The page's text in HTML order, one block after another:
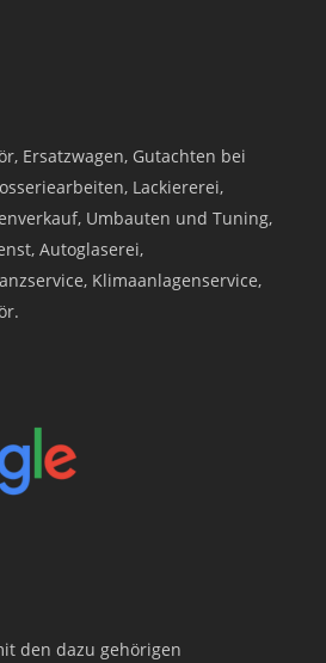
Ersatzwagen, Gutachten bei
Lackiererei,
Umbauten und Tuning,
Autoglaserei,
Klimaanlagenservice,
den dazu gehörigen